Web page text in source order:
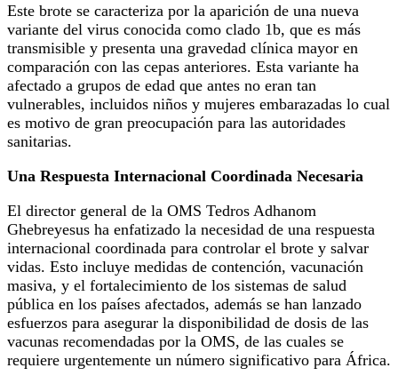
Este brote se caracteriza por la aparición de una nueva
variante del virus conocida como clado 1b, que es más
transmisible y presenta una gravedad clínica mayor en
comparación con las cepas anteriores. Esta variante ha
afectado a grupos de edad que antes no eran tan
vulnerables, incluidos niños y mujeres embarazadas lo cual
es motivo de gran preocupación para las autoridades
sanitarias.
Una Respuesta Internacional Coordinada Necesaria
El director general de la OMS Tedros Adhanom
Ghebreyesus ha enfatizado la necesidad de una respuesta
internacional coordinada para controlar el brote y salvar
vidas. Esto incluye medidas de contención, vacunación
masiva, y el fortalecimiento de los sistemas de salud
pública en los países afectados, además se han lanzado
esfuerzos para asegurar la disponibilidad de dosis de las
vacunas recomendadas por la OMS, de las cuales se
requiere urgentemente un número significativo para África.